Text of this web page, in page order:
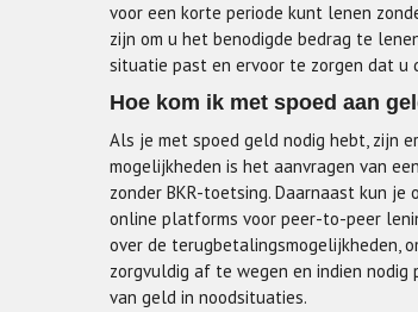
voor een korte periode kunt lenen
zijn om u het benodigde bedrag te
situatie past en ervoor te zorgen dat
Hoe kom ik met spoed aan
Als je met spoed geld nodig hebt, zijn
mogelijkheden is het aanvragen van
zonder BKR-toetsing. Daarnaast kun
online platforms voor peer-to-peer
over de terugbetalingsmogelijkheden,
zorgvuldig af te wegen en indien
van geld in noodsituaties.